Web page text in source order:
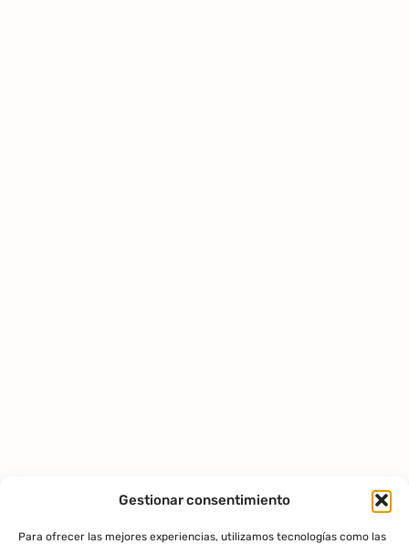
Gestionar consentimiento
Para ofrecer las mejores experiencias, utilizamos tecnologías como las